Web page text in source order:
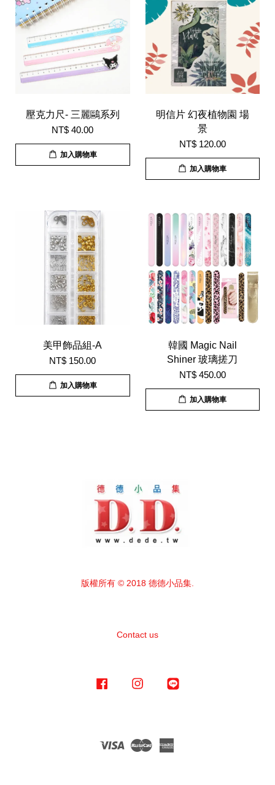
壓克力尺- 三麗鷗系列
NT$ 40.00
加入購物車
明信片 幻夜植物園 場
景
NT$ 120.00
加入購物車
美甲飾品組-A
NT$ 150.00
加入購物車
韓國 Magic Nail
Shiner 玻璃搓刀
NT$ 450.00
加入購物車
版權所有 © 2018 德德小品集.
Contact us
Facebook Instagram
Visa Master